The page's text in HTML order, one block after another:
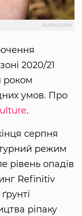
Kurkul.com
2020/21
роком
умов. Про
.
серпня
режим
рівень опадів
Refinitiv
ріпаку